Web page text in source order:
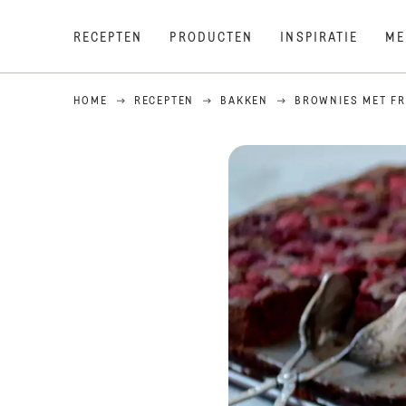
RECEPTEN PRODUCTEN INSPIRATIE
HOME RECEPTEN BAKKEN BROWNIES MET